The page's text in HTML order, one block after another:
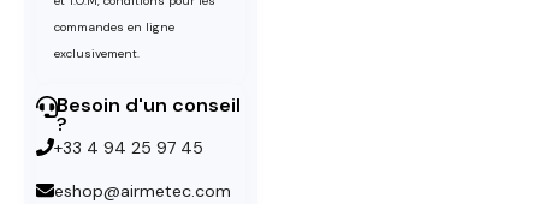
commandes en ligne
exclusivement.
Besoin d'un conseil
?
+33 4 94 25 97 45
eshop@airmetec.com